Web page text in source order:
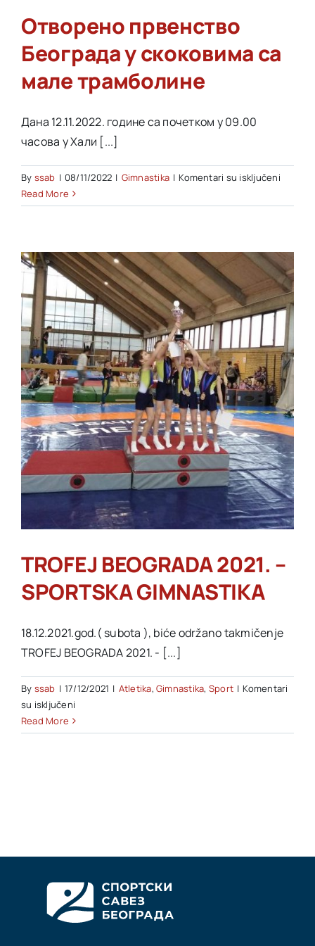
Akti SSAB
Kontakt
Отворено првенство
Београда у скоковима са
мале трамболине
Дана 12.11.2022. године са почетком у 09.00
часова у Хали [...]
By ssab | 08/11/2022 | Gimnastika | Komentari su isključenina
са
мале
Read More
TROFEJ BEOGRADA 2021. –
SPORTSKA GIMNASTIKA
18.12.2021.god.( subota ), biće održano takmičenje
TROFEJ BEOGRADA 2021. - [...]
By ssab | 17/12/2021 | Atletika,Gimnastika, Sport | Komentari
su isključeni
TROFEJ
BEOGRADA
Read More